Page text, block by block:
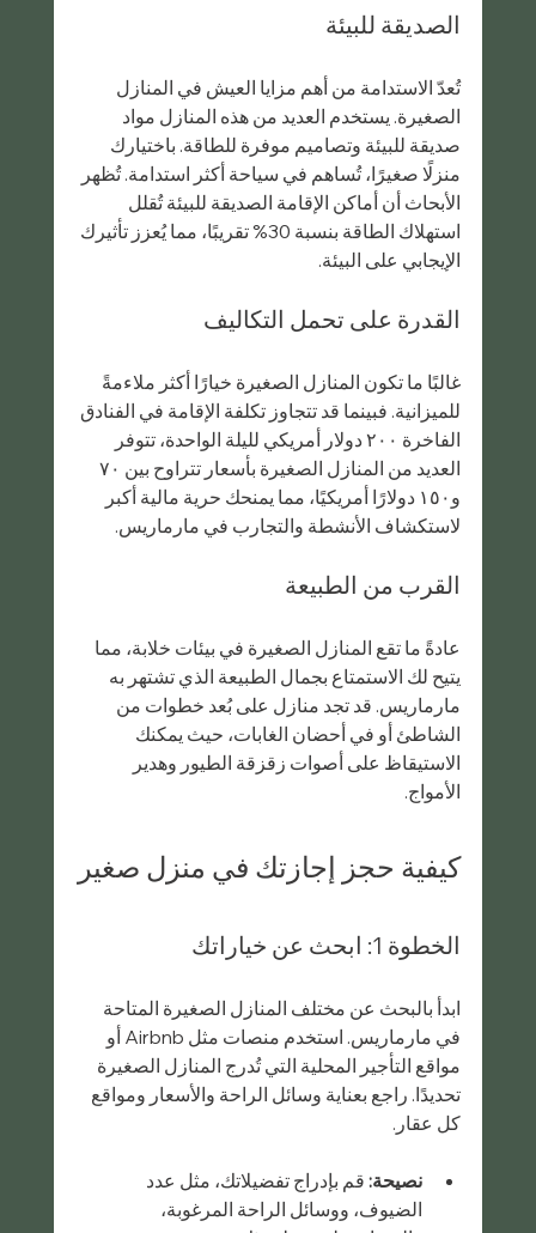
الصديقة للبيئة
تُعدّ الاستدامة من أهم مزايا العيش في المنازل
الصغيرة. يستخدم العديد من هذه المنازل مواد
صديقة للبيئة وتصاميم موفرة للطاقة. باختيارك
منزلًا صغيرًا، تُساهم في سياحة أكثر استدامة. تُظهر
الأبحاث أن أماكن الإقامة الصديقة للبيئة تُقلل
استهلاك الطاقة بنسبة 30% تقريبًا، مما يُعزز تأثيرك
الإيجابي على البيئة.
القدرة على تحمل التكاليف
غالبًا ما تكون المنازل الصغيرة خيارًا أكثر ملاءمةً
للميزانية. فبينما قد تتجاوز تكلفة الإقامة في الفنادق
الفاخرة ٢٠٠ دولار أمريكي لليلة الواحدة، تتوفر
العديد من المنازل الصغيرة بأسعار تتراوح بين ٧٠
و١٥٠ دولارًا أمريكيًا، مما يمنحك حرية مالية أكبر
لاستكشاف الأنشطة والتجارب في مارماريس.
القرب من الطبيعة
عادةً ما تقع المنازل الصغيرة في بيئات خلابة، مما
يتيح لك الاستمتاع بجمال الطبيعة الذي تشتهر به
مارماريس. قد تجد منازل على بُعد خطوات من
الشاطئ أو في أحضان الغابات، حيث يمكنك
الاستيقاظ على أصوات زقزقة الطيور وهدير
الأمواج.
كيفية حجز إجازتك في منزل صغير
الخطوة 1: ابحث عن خياراتك
ابدأ بالبحث عن مختلف المنازل الصغيرة المتاحة
في مارماريس. استخدم منصات مثل Airbnb أو
مواقع التأجير المحلية التي تُدرج المنازل الصغيرة
تحديدًا. راجع بعناية وسائل الراحة والأسعار ومواقع
كل عقار.
نصيحة: قم بإدراج تفضيلاتك، مثل عدد
الضيوف، ووسائل الراحة المرغوبة،